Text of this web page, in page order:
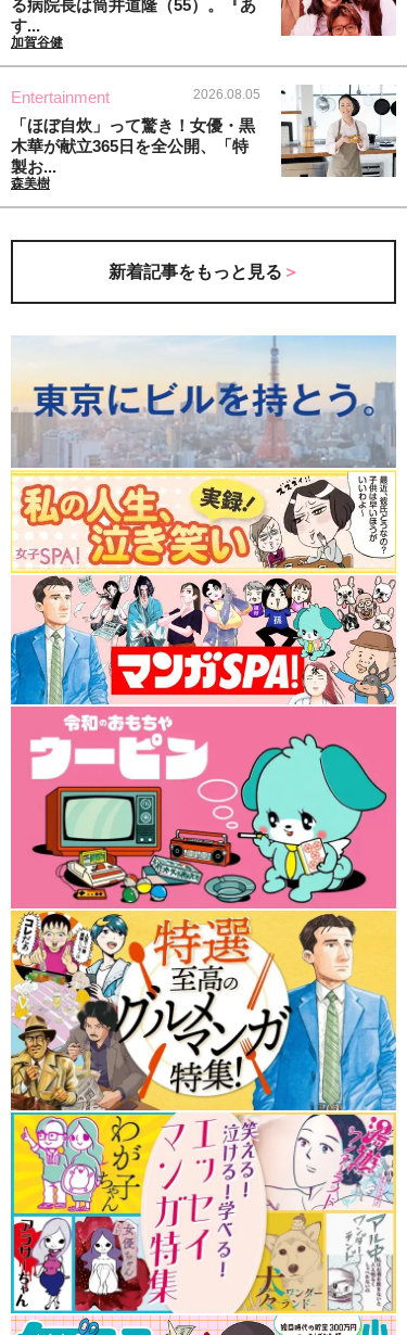
る病院長は筒井道隆（55）。『あ
す...
加賀谷健
Entertainment 2026.08.05
「ほぼ自炊」って驚き！女優・黒
木華が献立365日を全公開、「特
製お...
森美樹
新着記事をもっと見る